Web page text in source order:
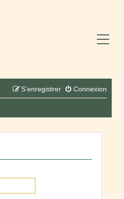
Connexion
S’enregistrer